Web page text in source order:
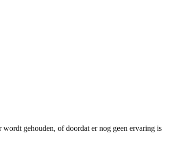
gehouden, of doordat er nog geen ervaring is